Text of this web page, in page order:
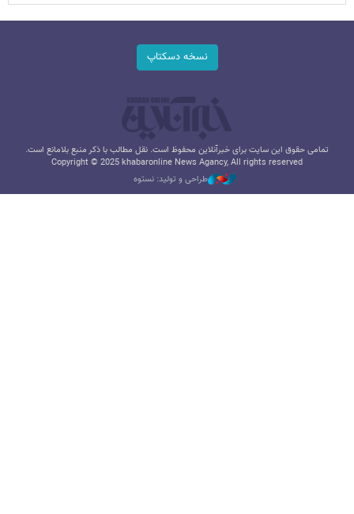
نسخه دسکتاپ
تمامی حقوق این سایت برای خبرآنلاین محفوظ است. نقل مطالب با ذکر منبع بلامانع است.
Copyright © 2025 khabaronline News Agancy, All rights reserved
طراحی و تولید: نستوه